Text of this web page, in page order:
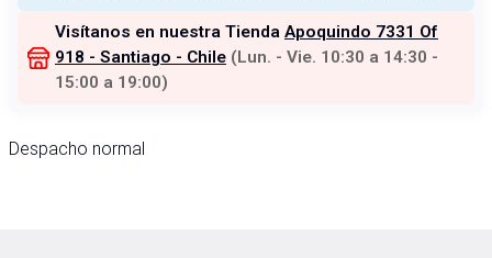
Visítanos en nuestra Tienda Apoquindo 7331 Of
918 - Santiago - Chile (Lun. - Vie. 10:30 a 14:30 -
15:00 a 19:00)
Despacho normal